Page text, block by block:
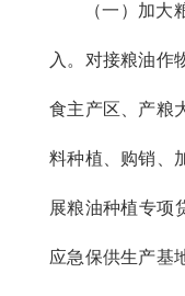
（一）加
入。对接粮油作
食主产区、产粮
料种植、购销、
展粮油种植专项
应急保供生产基